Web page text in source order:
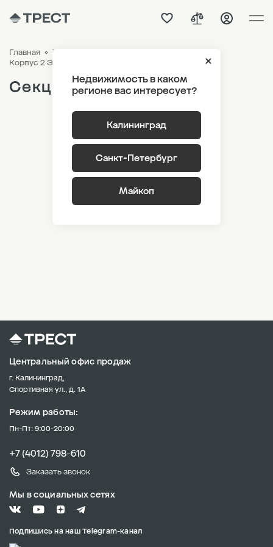
Недвижимость в каком
регионе вас интересует?
Калининград
Санкт-Петербург
Майкоп
Главная ЖК «Дом на Красной»
Корпус 2 Этаж 1
Секция 8
Центральный офис продаж
г. Калининград,
Спортивная ул., д. 1А
Режим работы:
Пн-Пт: 9:00-20:00
+7 (4012) 798-610
Заказать звонок
Мы в социальных сетях
Подпишись на наш Telegram-канал